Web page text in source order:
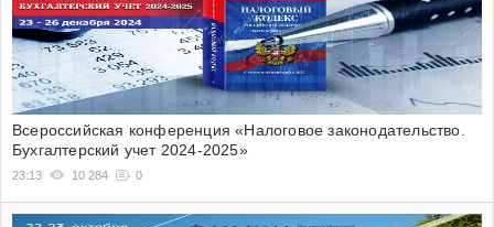
Всероссийская конференция «Налоговое законодательство.
Бухгалтерский учет 2024-2025»
23:13 10 284 0